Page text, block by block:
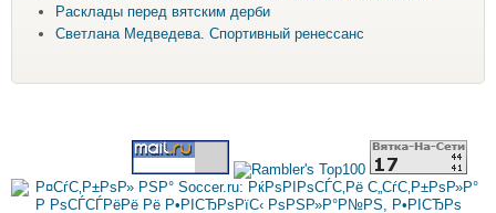
Расклады перед вятским дерби
Светлана Медведева. Спортивный ренессанс